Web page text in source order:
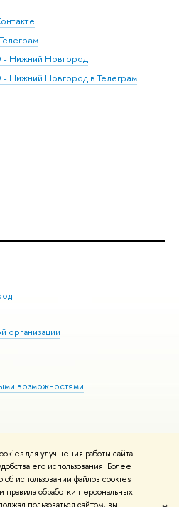
для улучшения работы сайта
его использования. Более
использовании файлов cookies
правила обработки персональных
Нижний Новгород
Нижний Новгород в Телеграм
организации
возможностями